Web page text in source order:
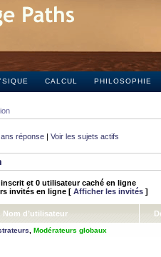
CALCUL PHILOSOPHIE
réponse | Voir les sujets actifs
et 0 utilisateur caché en ligne
invités en ligne [ Afficher les invités ]
Nom d’utilisateur
Modérateurs globaux